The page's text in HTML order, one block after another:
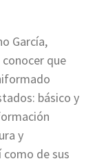
García,
que
básico y
y
como de sus